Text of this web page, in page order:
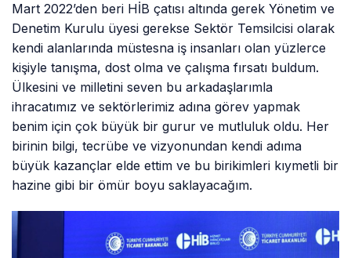
Mart 2022’den beri HİB çatısı altında gerek Yönetim ve
Denetim Kurulu üyesi gerekse Sektör Temsilcisi olarak
kendi alanlarında müstesna iş insanları olan yüzlerce
kişiyle tanışma, dost olma ve çalışma fırsatı buldum.
Ülkesini ve milletini seven bu arkadaşlarımla
ihracatımız ve sektörlerimiz adına görev yapmak
benim için çok büyük bir gurur ve mutluluk oldu. Her
birinin bilgi, tecrübe ve vizyonundan kendi adıma
büyük kazançlar elde ettim ve bu birikimleri kıymetli bir
hazine gibi bir ömür boyu saklayacağım.